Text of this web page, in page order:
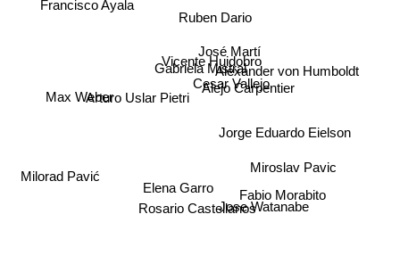
Gabriela Mistral
Vicente Huidobro
Ruben Dario
José Martí
Elena Garro
Cesar Vallejo
Rosario Castellanos
Alejo Carpentier
Jose Watanabe
Alexander von Humboldt
Fabio Morabito
Jorge Eduardo Eielson
Francisco Ayala
Max Weber
Milorad Pavić